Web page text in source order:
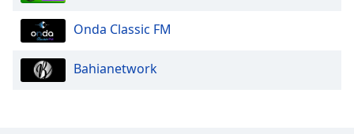
Onda Classic FM
Bahianetwork